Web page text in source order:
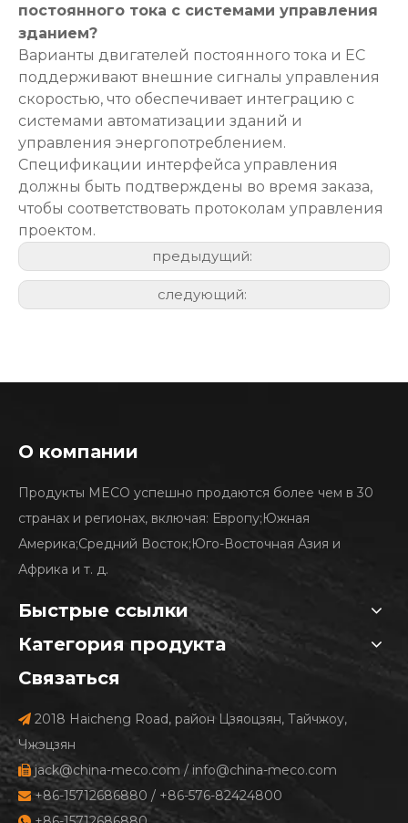
постоянного тока с системами управления
зданием?
Варианты двигателей постоянного тока и ЕС
поддерживают внешние сигналы управления
скоростью, что обеспечивает интеграцию с
системами автоматизации зданий и
управления энергопотреблением.
Спецификации интерфейса управления
должны быть подтверждены во время заказа,
чтобы соответствовать протоколам управления
проектом.
предыдущий:
следующий:
О компании
Продукты MECO успешно продаются более чем в 30
странах и регионах, включая: Европу;Южная
Америка;Средний Восток;Юго-Восточная Азия и
Африка и т. д.
Быстрые ссылки
Категория продукта
Связаться
 2018 Haicheng Road, район Цзяоцзян, Тайчжоу,
Чжэцзян
 jack@china-meco.com / info@china-meco.com
 +86-15712686880 / +86-576-82424800